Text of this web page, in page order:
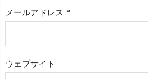
メールアドレス *
ウェブサイト